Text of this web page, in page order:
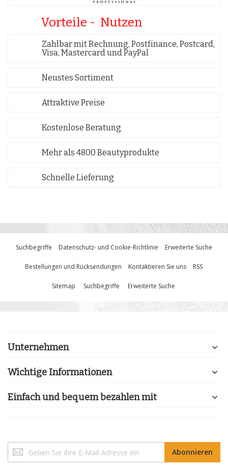
Vorteile - Nutzen
Zahlbar mit Rechnung, Postfinance, Postcard,
Visa, Mastercard und PayPal
Neustes Sortiment
Attraktive Preise
Kostenlose Beratung
Mehr als 4800 Beautyprodukte
Schnelle Lieferung
Suchbegriffe Datenschutz- und Cookie-Richtlinie Erweiterte Suche
Bestellungen und Rücksendungen Kontaktieren Sie uns RSS
Sitemap Suchbegriffe Erweiterte Suche
Unternehmen
Wichtige Informationen
Einfach und bequem bezahlen mit
Sie
sich
Abonnieren